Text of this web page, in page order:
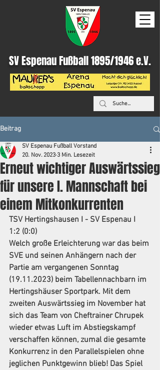
SV Espenau Fußball 1895/1946 e.V.
Beitrag
Erneut wichtiger Auswärtssieg
für unsere I. Mannschaft bei
einem Mitkonkurrenten
SV Espenau Fußball Vorstand
20. Nov. 2023 3 Min. Lesezeit
TSV Hertingshausen I - SV Espenau I
1:2 (0:0)
Welch große Erleichterung war das beim
SVE und seinen Anhängern nach der
Partie am vergangenen Sonntag
(19.11.2023) beim Tabellennachbarn im
Hertingshäuser Sportpark. Mit dem
zweiten Auswärtssieg im November hat
sich das Team von Cheftrainer Chrupek
wieder etwas Luft im Abstiegskampf
verschaffen können, zumal die gesamte
Konkurrenz in den Parallelspielen ohne
jeglichen Punktgewinn blieb! Das Spiel